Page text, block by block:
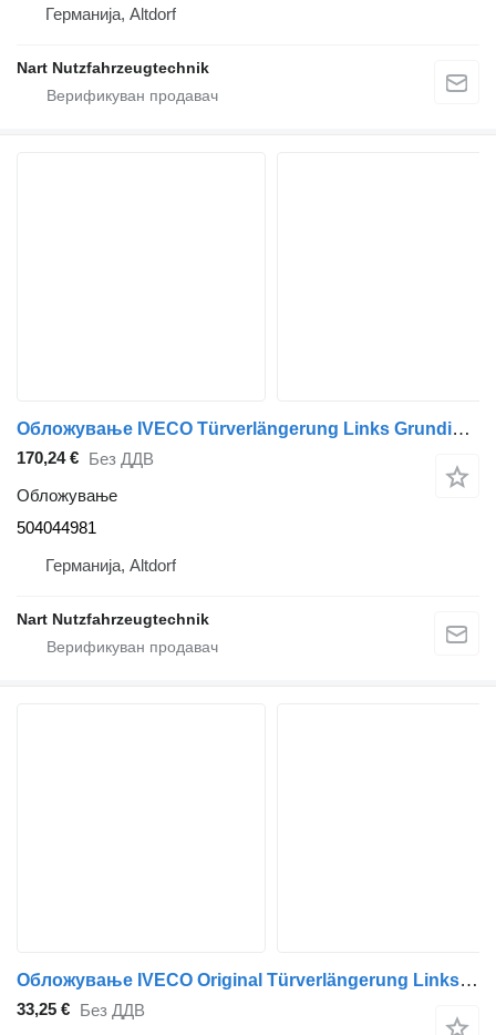
Германија, Altdorf
Nart Nutzfahrzeugtechnik
Обложување IVECO Türverlängerung Links Grundiert 504044981 за камион влекач IVECO Stralis
170,24 € Без ДДВ
Обложување
504044981
Германија, Altdorf
Nart Nutzfahrzeugtechnik
Обложување IVECO Original Türverlängerung Links 504139861 за камион IVECO Euro-Cargo Rot
33,25 € Без ДДВ